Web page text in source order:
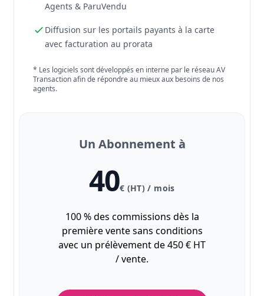
Agents & ParuVendu
Diffusion sur les portails payants à la carte
avec facturation au prorata
* Les logiciels sont développés en interne par le réseau AV
Transaction afin de répondre au mieux aux besoins de nos
agents.
Un Abonnement à
40€ (HT) / mois
100 % des commissions dès la
première vente sans conditions
avec un prélèvement de 450 € HT
/ vente.